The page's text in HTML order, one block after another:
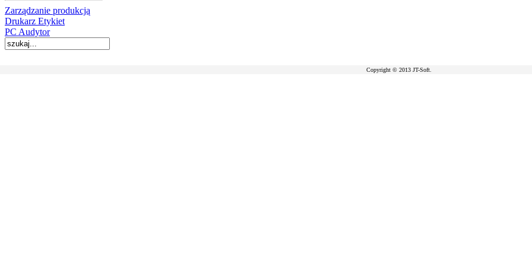
Zarządzanie produkcją
Drukarz Etykiet
PC Audytor
Copyright © 2013 JT-Soft.